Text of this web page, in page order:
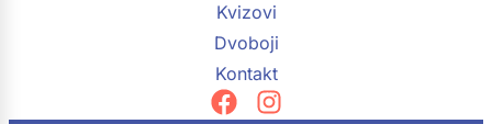
Kvizovi
Dvoboji
Kontakt